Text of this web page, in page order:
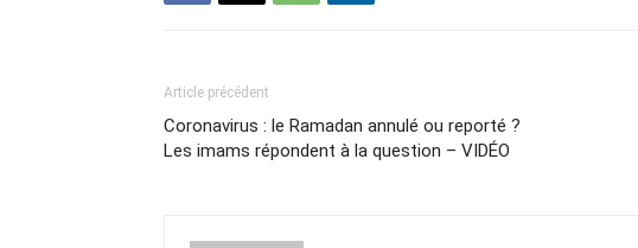
Article précédent
Coronavirus : le Ramadan annulé ou reporté ?
Les imams répondent à la question – VIDÉO